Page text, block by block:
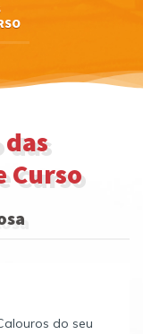
Curso
do seu